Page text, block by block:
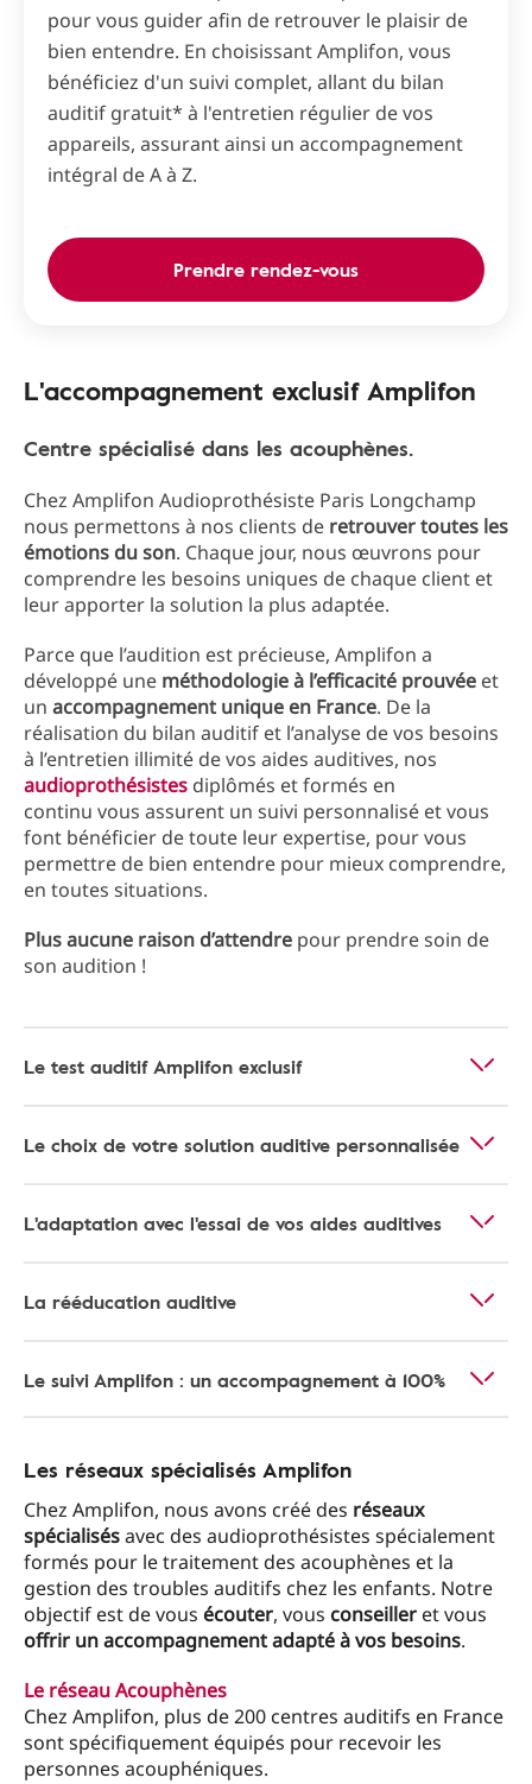
pour vous guider afin de retrouver le plaisir de
bien entendre. En choisissant Amplifon, vous
bénéficiez d'un suivi complet, allant du bilan
auditif gratuit* à l'entretien régulier de vos
appareils, assurant ainsi un accompagnement
intégral de A à Z.
Prendre rendez-vous
L'accompagnement exclusif Amplifon
Centre spécialisé dans les acouphènes.
Chez Amplifon Audioprothésiste Paris Longchamp
nous permettons à nos clients de retrouver toutes les
émotions du son. Chaque jour, nous œuvrons pour
comprendre les besoins uniques de chaque client et
leur apporter la solution la plus adaptée.
Parce que l’audition est précieuse, Amplifon a
développé une méthodologie à l’efficacité prouvée et
un accompagnement unique en France. De la
réalisation du bilan auditif et l’analyse de vos besoins
à l’entretien illimité de vos aides auditives, nos
audioprothésistes diplômés et formés en
continu vous assurent un suivi personnalisé et vous
font bénéficier de toute leur expertise, pour vous
permettre de bien entendre pour mieux comprendre,
en toutes situations.
Plus aucune raison d’attendre pour prendre soin de
son audition !
Le test auditif Amplifon exclusif
Le choix de votre solution auditive personnalisée
L'adaptation avec l'essai de vos aides auditives
La rééducation auditive
Le suivi Amplifon : un accompagnement à 100%
Les réseaux spécialisés Amplifon
Chez Amplifon, nous avons créé des réseaux
spécialisésavec des audioprothésistes spécialement
formés pour le traitement des acouphènes et la
gestion des troubles auditifs chez les enfants. Notre
objectif est de vous écouter, vous conseiller et vous
offrir un accompagnement adapté à vos besoins.
Le réseau Acouphènes
Chez Amplifon, plus de 200 centres auditifs en France
sont spécifiquement équipés pour recevoir les
personnes acouphéniques.